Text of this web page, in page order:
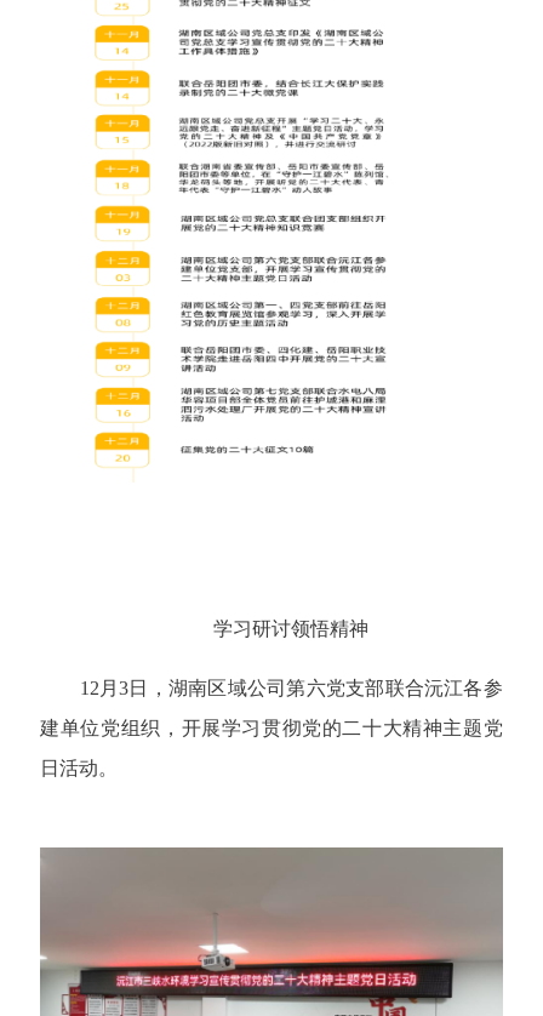
学习研讨领悟精神
12月3日，湖南区域公司第六党支部联合沅江各参
建单位党组织，开展学习贯彻党的二十大精神主题党
日活动。